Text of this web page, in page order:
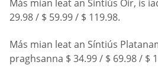
Más mian leat an Síntiús Óir, is
29.98 / $ 59.99 / $ 119.98.
Más mian leat an Síntiús
praghsanna $ 34.99 / $ 69.98 / $